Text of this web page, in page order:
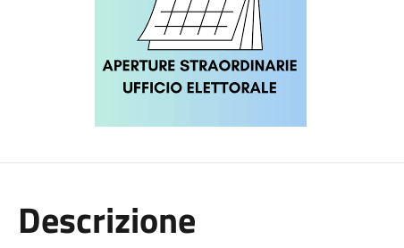
Descrizione